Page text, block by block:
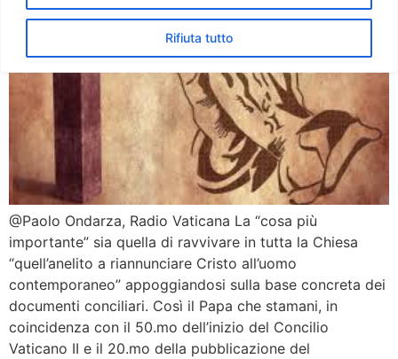
Rifiuta tutto
@Paolo Ondarza, Radio Vaticana La “cosa più
importante” sia quella di ravvivare in tutta la Chiesa
“quell’anelito a riannunciare Cristo all’uomo
contemporaneo” appoggiandosi sulla base concreta dei
documenti conciliari. Così il Papa che stamani, in
coincidenza con il 50.mo dell’inizio del Concilio
Vaticano II e il 20.mo della pubblicazione del